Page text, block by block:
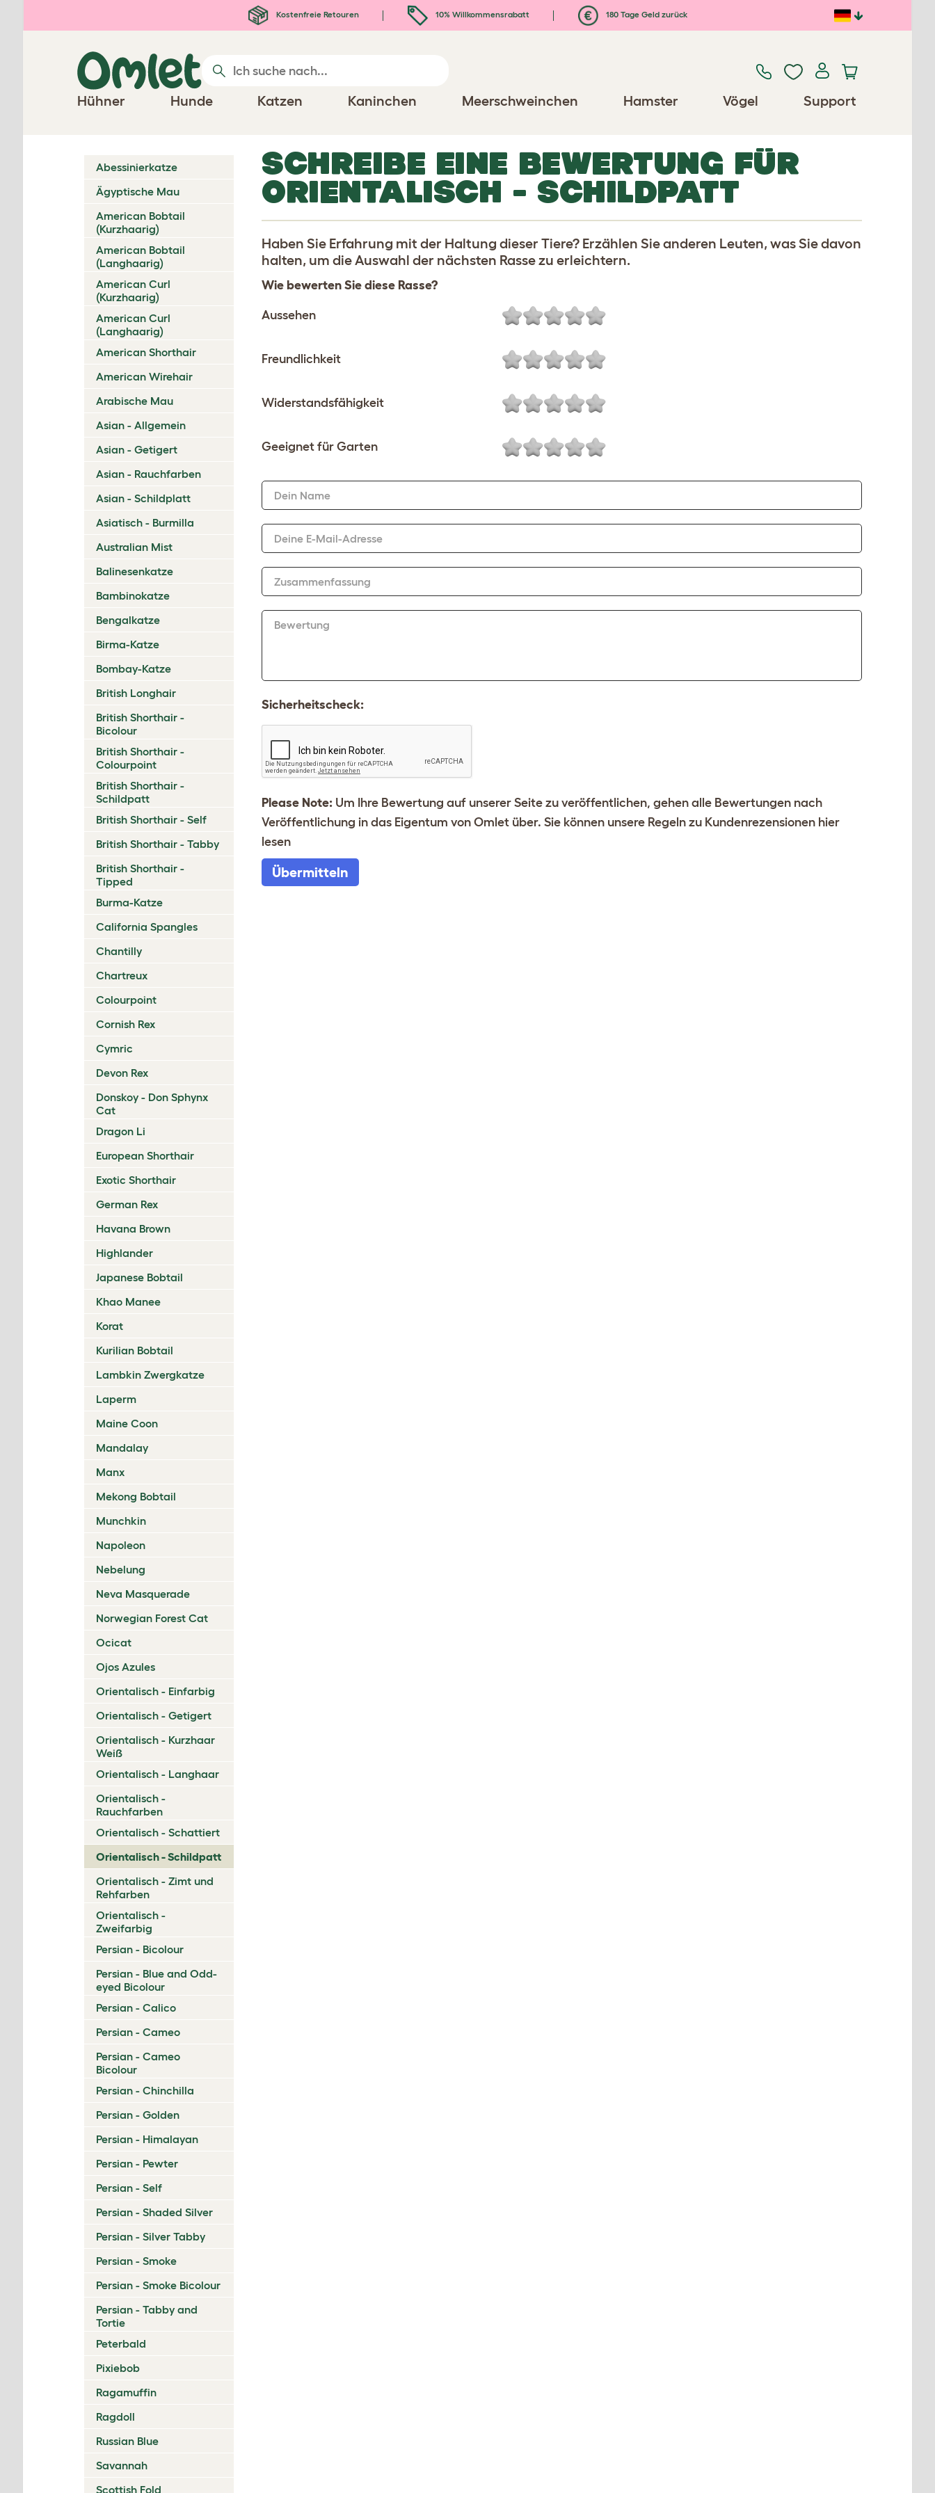
Kostenfreie Retouren 10% Willkommensrabatt 180 Tage Geld zurück
Hühner Hunde Katzen Kaninchen Meerschweinchen Hamster Vögel Support
Abessinierkatze
Ägyptische Mau
American Bobtail
(Kurzhaarig)
American Bobtail
(Langhaarig)
American Curl
(Kurzhaarig)
American Curl
(Langhaarig)
American Shorthair
American Wirehair
Arabische Mau
Asian - Allgemein
Asian - Getigert
Asian - Rauchfarben
Asian - Schildplatt
Asiatisch - Burmilla
Australian Mist
Balinesenkatze
Bambinokatze
Bengalkatze
Birma-Katze
Bombay-Katze
British Longhair
British Shorthair -
Bicolour
British Shorthair -
Colourpoint
British Shorthair -
Schildpatt
British Shorthair - Self
British Shorthair - Tabby
British Shorthair -
Tipped
Burma-Katze
California Spangles
Chantilly
Chartreux
Colourpoint
Cornish Rex
Cymric
Devon Rex
Donskoy - Don Sphynx
Cat
Dragon Li
European Shorthair
Exotic Shorthair
German Rex
Havana Brown
Highlander
Japanese Bobtail
Khao Manee
Korat
Kurilian Bobtail
Lambkin Zwergkatze
Laperm
Maine Coon
Mandalay
Manx
Mekong Bobtail
Munchkin
Napoleon
Nebelung
Neva Masquerade
Norwegian Forest Cat
Ocicat
Ojos Azules
Orientalisch - Einfarbig
Orientalisch - Getigert
Orientalisch - Kurzhaar
Weiß
Orientalisch - Langhaar
Orientalisch -
Rauchfarben
Orientalisch - Schattiert
Orientalisch - Schildpatt
Orientalisch - Zimt und
Rehfarben
Orientalisch -
Zweifarbig
Persian - Bicolour
Persian - Blue and Odd-
eyed Bicolour
Persian - Calico
Persian - Cameo
Persian - Cameo
Bicolour
Persian - Chinchilla
Persian - Golden
Persian - Himalayan
Persian - Pewter
Persian - Self
Persian - Shaded Silver
Persian - Silver Tabby
Persian - Smoke
Persian - Smoke Bicolour
Persian - Tabby and
Tortie
Peterbald
Pixiebob
Ragamuffin
Ragdoll
Russian Blue
Savannah
Scottish Fold
SCHREIBE EINE BEWERTUNG FÜR
ORIENTALISCH - SCHILDPATT
Haben Sie Erfahrung mit der Haltung dieser Tiere? Erzählen Sie anderen Leuten, was Sie davon
halten, um die Auswahl der nächsten Rasse zu erleichtern.
Wie bewerten Sie diese Rasse?
Aussehen
Freundlichkeit
Widerstandsfähigkeit
Geeignet für Garten
Dein Name
Deine E-Mail-Adresse
Zusammenfassung
Bewertung
Sicherheitscheck:
Please Note: Um Ihre Bewertung auf unserer Seite zu veröffentlichen, gehen alle Bewertungen nach
Veröffentlichung in das Eigentum von Omlet über. Sie können unsere Regeln zu Kundenrezensionen hier
lesen
Übermitteln